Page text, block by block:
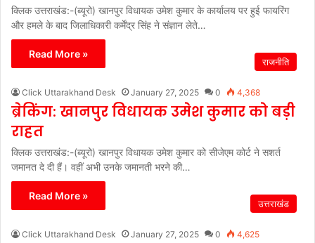
क्लिक उत्तराखंड:-(ब्यूरो) खानपुर विधायक उमेश कुमार के कार्यालय पर हुई फायरिंग
और हमले के बाद जिलाधिकारी कर्मेंद्र सिंह ने संज्ञान लेते…
Read More »
राजनीति
Click Uttarakhand Desk January 27, 2025 0 4,368
ब्रेकिंग: खानपुर विधायक उमेश कुमार को बड़ी
राहत
क्लिक उत्तराखंड:-(ब्यूरो) खानपुर विधायक उमेश कुमार को सीजेएम कोर्ट ने सशर्त
जमानत दे दी हैं। वहीं अभी उनके जमानती भरने की…
Read More »
उत्तराखंड
Click Uttarakhand Desk January 27, 2025 0 4,625